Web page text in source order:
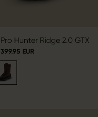
Pro Hunter Ridge 2.0 GTX
399.95 EUR